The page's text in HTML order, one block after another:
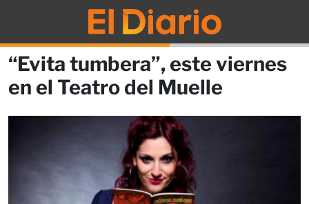
“Evita tumbera”, este viernes
en el Teatro del Muelle